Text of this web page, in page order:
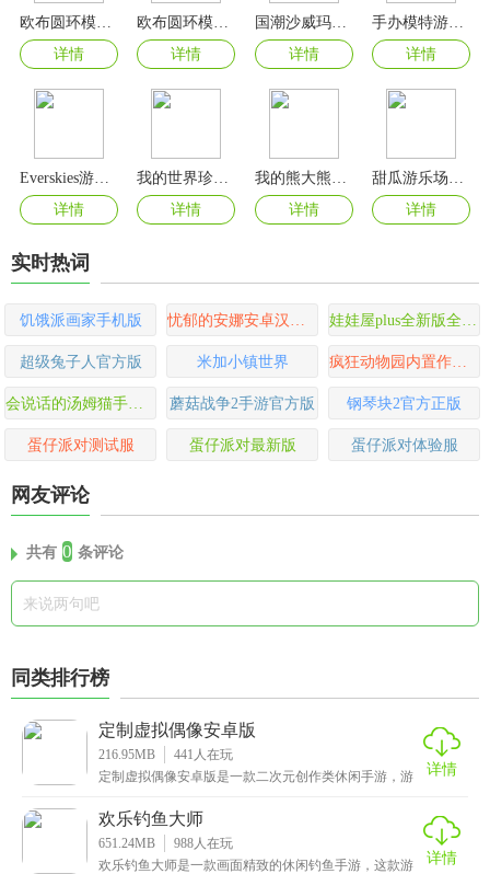
欧布圆环模拟器最新版本2025(OrbRing)
详情
详情
国潮沙威玛传奇
详情
详情
Everskies游戏官方版
详情
详情
详情
详情
实时热词
饥饿派画家手机版
超级兔子人官方版 米加小镇世界
蘑菇战争2手游官方版 钢琴块2官方正版
蛋仔派对测试服 蛋仔派对最新版 蛋仔派对体验服
网友评论
共有 0 条评论
同类排行榜
定制虚拟偶像安卓版
216.95MB 441 人在玩
定制虚拟偶像安卓版是一款二次元创作类休闲手游，游
建属
详情
欢乐钓鱼大师
651.24MB 988 人在玩
欢乐钓鱼大师是一款画面精致的休闲钓鱼手游，这款游
详情